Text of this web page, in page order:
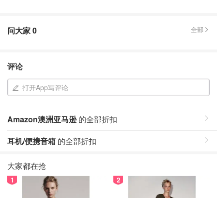
问大家0 全部
评论
打开App写评论
Amazon澳洲亚马逊的全部折扣
耳机/便携音箱 的全部折扣
大家都在抢
1 2